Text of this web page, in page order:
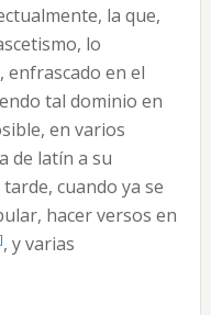
la que,
lo
enfrascado en el
tal dominio en
en varios
de latín a su
cuando ya se
hacer versos en
, y varias